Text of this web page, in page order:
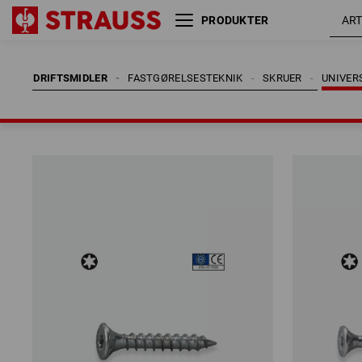
PRODUKTER
DRIFTSMIDLER SKRUER
FASTGØRELSESTEKNIK
DRIFTSMIDLER SKRUER
FASTGØRELSESTEKNIK